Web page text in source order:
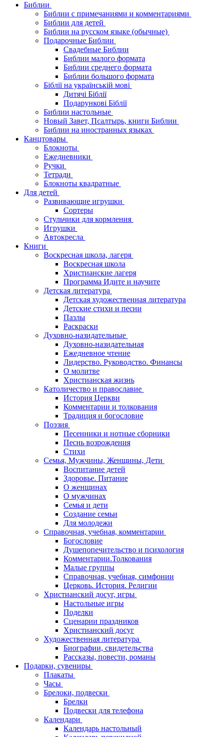
Библии
Библии с примечаниями и комментариями
Библии для детей
Библии на русском языке (обычные)
Подарочные Библии
Свадебные Библии
Библии малого формата
Библии среднего формата
Библии большого формата
Біблії на українській мові
Дитячі Біблії
Подарункові Біблії
Библии настольные
Новый Завет, Псалтырь, книги Библии
Библии на иностранных языках
Канцтовары
Блокноты
Ежедневники
Ручки
Тетради
Блокноты квадратные
Для детей
Развивающие игрушки
Сортеры
Стульчики для кормления
Игрушки
Автокресла
Книги
Воскресная школа, лагеря
Воскресная школа
Христианские лагеря
Программа Идите и научите
Детская литература
Детская художественная литература
Детские стихи и песни
Пазлы
Раскраски
Духовно-назидательные
Духовно-назидательная
Ежедневное чтение
Лидерство. Руководство. Финансы
О молитве
Христианская жизнь
Католичество и православие
История Церкви
Комментарии и толкования
Традиция и богословие
Поэзия
Песенники и нотные сборники
Песнь возрождения
Стихи
Семья, Мужчины, Женщины, Дети
Воспитание детей
Здоровье. Питание
О женщинах
О мужчинах
Семья и дети
Создание семьи
Для молодежи
Справочная, учебная, комментарии
Богословие
Душепопечительство и психология
Комментарии.Толкования
Малые группы
Справочная, учебная, симфонии
Церковь. История. Религии
Христианский досуг, игры
Настольные игры
Поделки
Сценарии праздников
Христианский досуг
Художественная литература
Биографии, свидетельства
Рассказы, повести, романы
Подарки, сувениры
Плакаты
Часы
Брелоки, подвески
Брелки
Подвески для телефона
Календари
Календарь настольный